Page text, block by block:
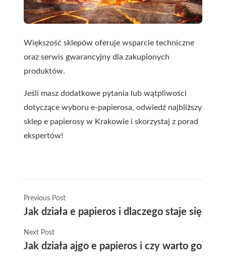
Większość sklepów oferuje wsparcie techniczne
oraz serwis gwarancyjny dla zakupionych
produktów.
Jeśli masz dodatkowe pytania lub wątpliwości
dotyczące wyboru e-papierosa, odwiedź najbliższy
sklep e papierosy w Krakowie i skorzystaj z porad
ekspertów!
Previous Post
Jak działa e papieros i dlaczego staje się
Next Post
Jak działa ajgo e papieros i czy warto go